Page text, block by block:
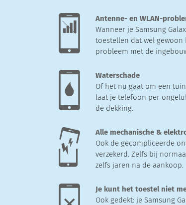
Antenne- en WLAN-
Wanneer je Samsung
toestellen dat wel
probleem met de
Waterschade
Of het nu gaat om een
laat je telefoon per
de dekking.
Alle mechanische &
Ook de gecompliceerde
verzekerd. Zelfs bij
zelfs jaren na de aankoop.
Je kunt het toestel niet
Ook gedekt: je Samsung